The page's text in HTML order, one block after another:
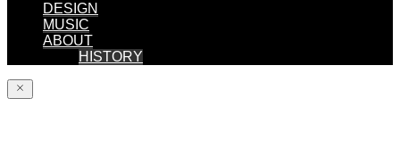
DESIGN
MUSIC
ABOUT
HISTORY